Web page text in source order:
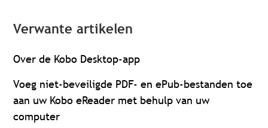
Verwante artikelen
Over de Kobo Desktop-app
Voeg niet-beveiligde PDF- en ePub-bestanden toe
aan uw Kobo eReader met behulp van uw
computer